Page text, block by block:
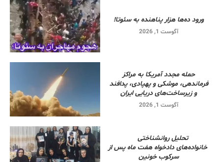
ورود ده‌ها هزار پناهنده به سئوتا!
آگوست 1, 2026
حمله مجدد آمریکا به مراکز
فرماندهی، موشکی و پهپادی، پدافند
و زیرساخت‌های دریایی ایران
آگوست 1, 2026
تحلیل روانشناختی
خانواده‌های دادخواه هفت ماه پس از
سرکوب خونین